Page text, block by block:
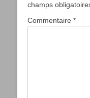
champs
Commentaire *